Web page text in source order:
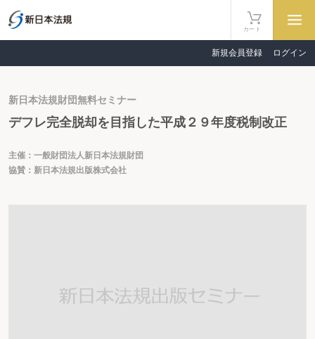
カート
新規会員登録 ログイン
新日本法規財団無料セミナー
デフレ完全脱却を目指した平成２９年度税制改正
主催：一般財団法人新日本法規財団
協賛：新日本法規出版株式会社